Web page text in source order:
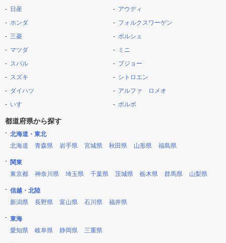
日産
ホンダ
三菱
マツダ
スバル
スズキ
ダイハツ
いすゞ
アウディ
フォルクスワーゲン
ポルシェ
ミニ
プジョー
シトロエン
アルファ ロメオ
ボルボ
都道府県から探す
北海道・東北
北海道
青森県 岩手県 宮城県 秋田県 山形県 福島県
関東
東京都
神奈川県 埼玉県 千葉県 茨城県 栃木県 群馬県 山梨県
信越・北陸
新潟県
長野県 富山県 石川県 福井県
東海
愛知県
岐阜県 静岡県 三重県